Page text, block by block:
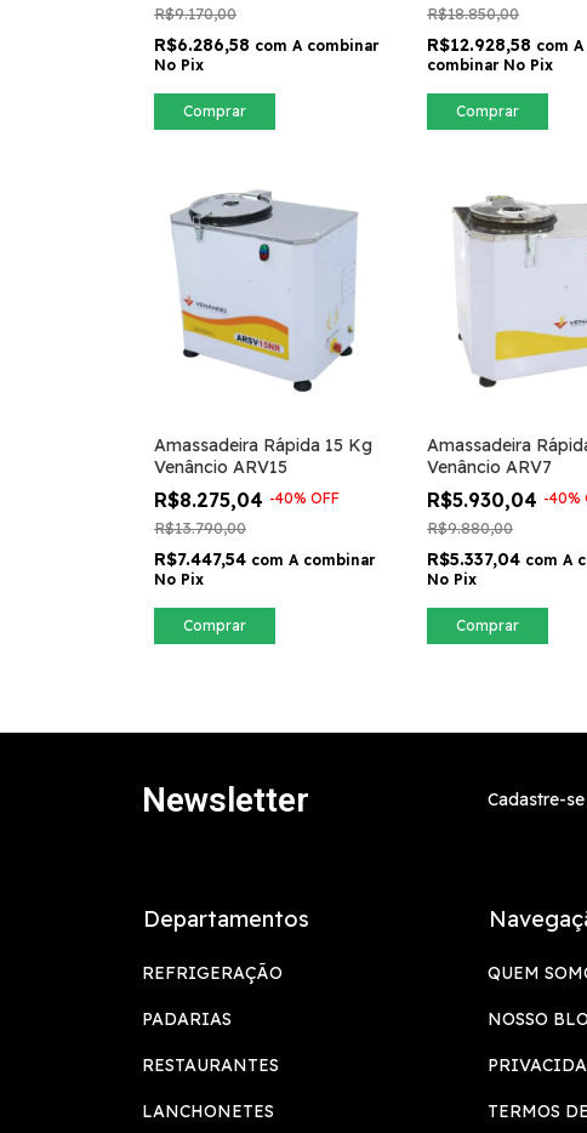
R$9.170,00
R$6.286,58 com A combinar
No Pix
Comprar
R$18.850,00
R$12.928,58 com A
combinar No Pix
Comprar
Amassadeira Rápida 15 Kg
Venâncio ARV15
R$8.275,04 -40% OFF
R$13.790,00
R$7.447,54 com A combinar
No Pix
Comprar
Amassadeira
Venâncio ARV7
R$5.930,04 -40%
R$9.880,00
R$5.337,04 com A
No Pix
Comprar
Newsletter Cadastre-
Departamentos
REFRIGERAÇÃO
PADARIAS
RESTAURANTES
LANCHONETES
QUEM
NOSSO
TERMOS